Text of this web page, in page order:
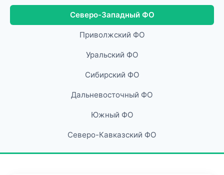
Северо-Западный ФО
Приволжский ФО
Уральский ФО
Сибирский ФО
Дальневосточный ФО
Южный ФО
Северо-Кавказский ФО